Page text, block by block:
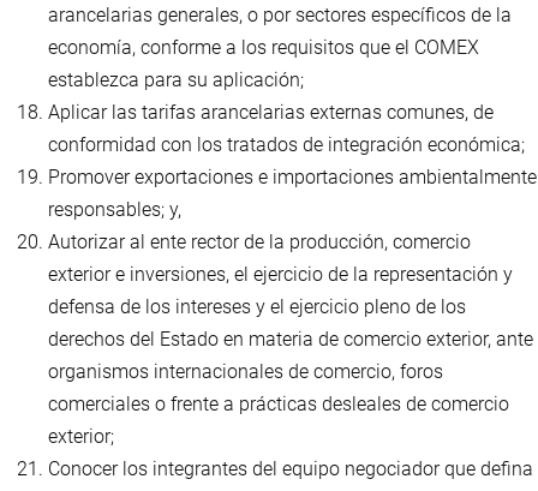
arancelarias generales, o por sectores específicos de la
economía, conforme a los requisitos que el COMEX
establezca para su aplicación;
Aplicar las tarifas arancelarias externas comunes, de
conformidad con los tratados de integración económica;
Promover exportaciones e importaciones ambientalmente
responsables; y,
Autorizar al ente rector de la producción, comercio
exterior e inversiones, el ejercicio de la representación y
defensa de los intereses y el ejercicio pleno de los
derechos del Estado en materia de comercio exterior, ante
organismos internacionales de comercio, foros
comerciales o frente a prácticas desleales de comercio
exterior;
Conocer los integrantes del equipo negociador que defina